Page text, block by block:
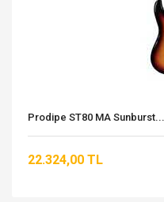
Prodipe ST80 MA Sunburst...
22.324,00 TL